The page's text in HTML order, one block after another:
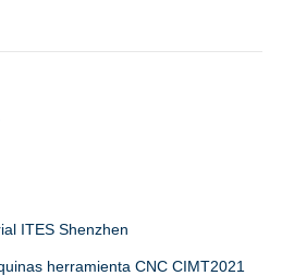
ITES Shenzhen
herramienta CNC CIMT2021